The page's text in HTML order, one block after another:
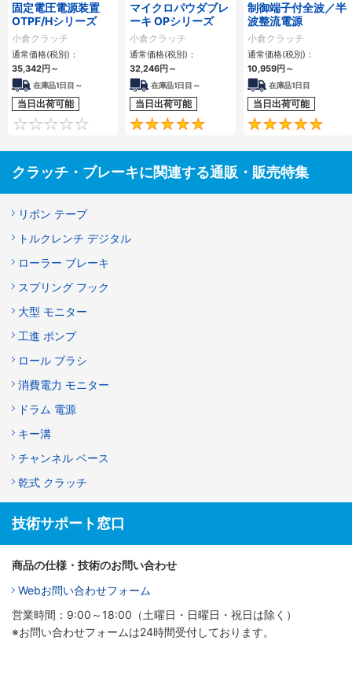
固定電圧電源装置
OTPF/Hシリーズ
小倉クラッチ
通常価格(税別)：
35,342円 ～
在庫品1日目～
当日出荷可能
0
マイクロパウダブレ
ーキ OPシリーズ
小倉クラッチ
通常価格(税別)：
32,246円 ～
在庫品1日目～
当日出荷可能
5
制御端子付全波／半
波整流電源
小倉クラッチ
通常価格(税別)：
10,959円 ～
在庫品1日目
当日出荷可能
クラッチ・ブレーキに関連する通販・販売特集
リボン テープ
トルクレンチ デジタル
ローラー ブレーキ
スプリング フック
大型 モニター
工進 ポンプ
ロール ブラシ
消費電力 モニター
ドラム 電源
キー溝
チャンネル ベース
乾式 クラッチ
技術サポート窓口
商品の仕様・技術のお問い合わせ
Webお問い合わせフォーム
営業時間：9:00～18:00（土曜日・日曜日・祝日は除く）
※お問い合わせフォームは24時間受付しております。